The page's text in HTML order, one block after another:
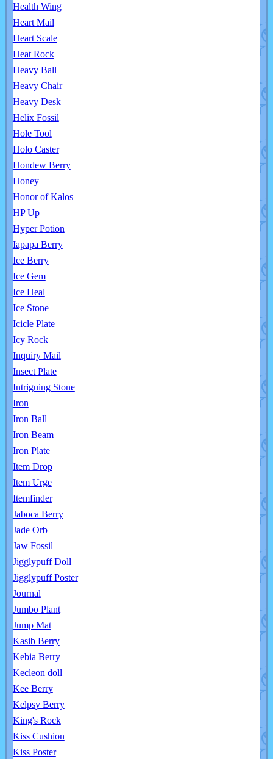
Health Wing
Heart Mail
Heart Scale
Heat Rock
Heavy Ball
Heavy Chair
Heavy Desk
Helix Fossil
Hole Tool
Holo Caster
Hondew Berry
Honey
Honor of Kalos
HP Up
Hyper Potion
Iapapa Berry
Ice Berry
Ice Gem
Ice Heal
Ice Stone
Icicle Plate
Icy Rock
Inquiry Mail
Insect Plate
Intriguing Stone
Iron
Iron Ball
Iron Beam
Iron Plate
Item Drop
Item Urge
Itemfinder
Jaboca Berry
Jade Orb
Jaw Fossil
Jigglypuff Doll
Jigglypuff Poster
Journal
Jumbo Plant
Jump Mat
Kasib Berry
Kebia Berry
Kecleon doll
Kee Berry
Kelpsy Berry
King's Rock
Kiss Cushion
Kiss Poster